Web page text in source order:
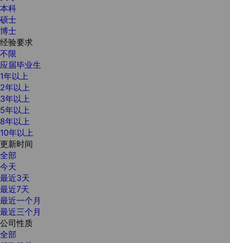
本科
硕士
博士
经验要求
不限
应届毕业生
1年以上
2年以上
3年以上
5年以上
8年以上
10年以上
更新时间
全部
今天
最近3天
最近7天
最近一个月
最近三个月
公司性质
全部